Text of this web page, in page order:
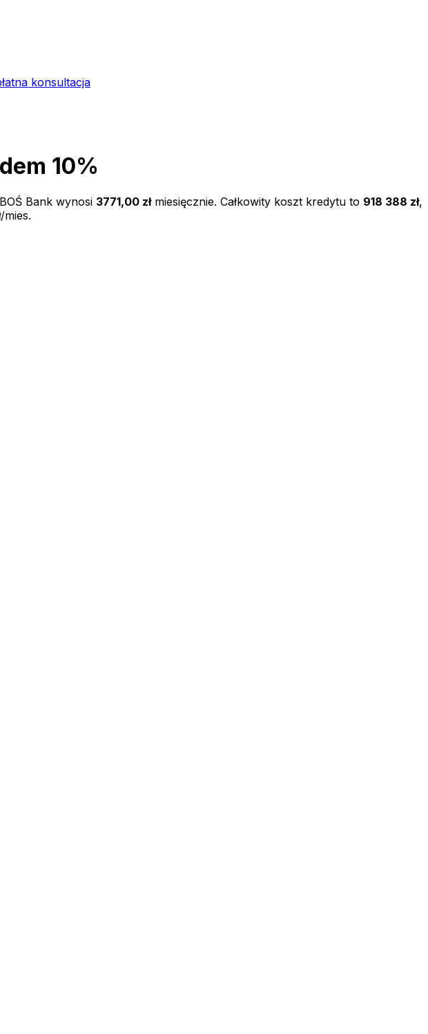
konsultacja
10%
BOŚ Bank wynosi 3771,00 złmiesięcznie. Całkowity koszt kredytu to 918 388 zł,
/mies.